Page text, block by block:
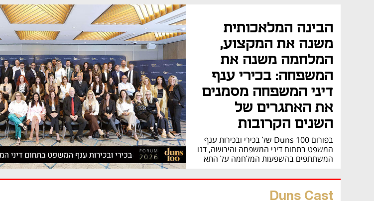
הבינה המלאכותית
משנה את המקצוע,
המלחמה משנה את
המשפחה: בכירי ענף
דיני המשפחה מסמנים
את האתגרים של
השנים הקרובות
בפורום Duns 100 של בכירי ובכירות ענף
המשפט בתחום דיני המשפחה והירושה, דנו
המשתתפים בהשפעות המלחמה על התא
בין-דורית, במהפכת הבינה המלאכותית
עולם דיני המשפחה בישראל
Duns Cast